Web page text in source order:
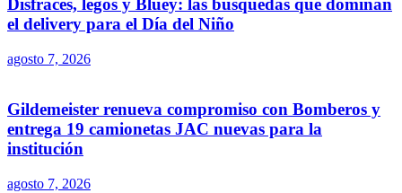
Disfraces, legos y Bluey: las búsquedas que dominan
el delivery para el Día del Niño
agosto 7, 2026
Gildemeister renueva compromiso con Bomberos y
entrega 19 camionetas JAC nuevas para la
institución
agosto 7, 2026